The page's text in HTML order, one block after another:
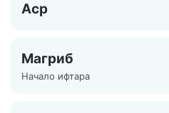
Аср
Магриб
Начало ифтара